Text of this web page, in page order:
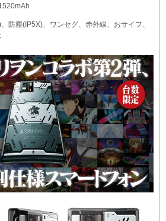
防塵(IP5X)、ワンセグ、赤外線、おサイフ、